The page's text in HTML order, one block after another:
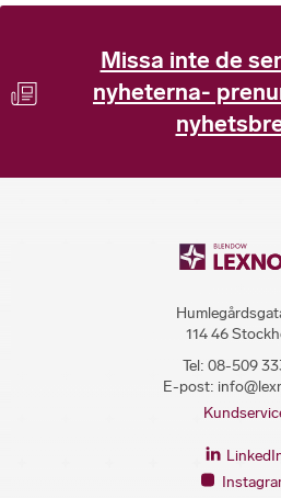
Missa inte de
nyheterna-
114 46
Tel: 08-509
E-post: